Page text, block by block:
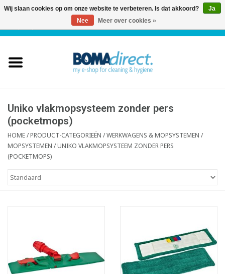
Klantenservice
Blog
Uniko vlakmopsysteem zonder pers
(pocketmops)
HOME/PRODUCT-CATEGORIEËN /WERKWAGENS & MOPSYSTEMEN /
MOPSYSTEMEN /UNIKO VLAKMOPSYSTEEM ZONDER PERS
(POCKETMOPS)
Wij slaan cookies op om onze website te verbeteren. Is dat akkoord?
Ja
Nee
Meer over cookies »